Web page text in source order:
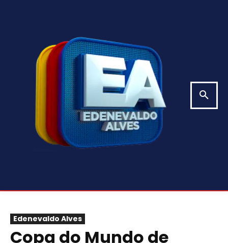
Edenevaldo Alves
Copa do Mundo de